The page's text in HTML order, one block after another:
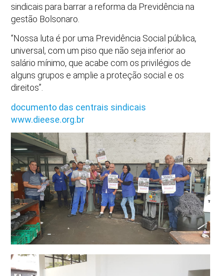
sindicais para barrar a reforma da Previdência na
gestão Bolsonaro.
“Nossa luta é por uma Previdência Social pública,
universal, com um piso que não seja inferior ao
salário mínimo, que acabe com os privilégios de
alguns grupos e amplie a proteção social e os
direitos”.
documento das centrais sindicais
www.dieese.org.br